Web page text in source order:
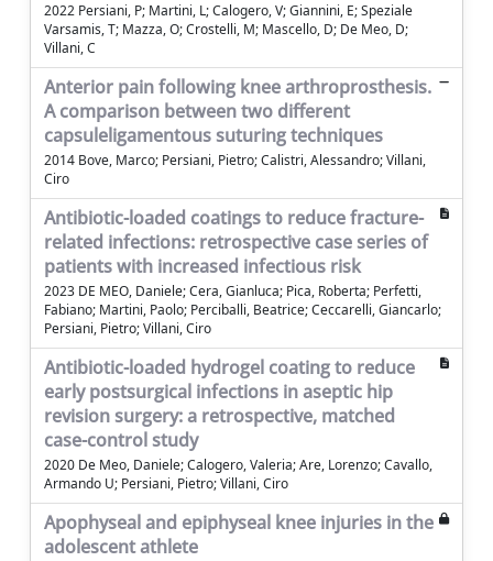
2022 Persiani, P; Martini, L; Calogero, V; Giannini, E; Speziale
Varsamis, T; Mazza, O; Crostelli, M; Mascello, D; De Meo, D;
Villani, C
Anterior pain following knee arthroprosthesis.
A comparison between two different
capsuleligamentous suturing techniques
2014 Bove, Marco; Persiani, Pietro; Calistri, Alessandro; Villani,
Ciro
Antibiotic-loaded coatings to reduce fracture-
related infections: retrospective case series of
patients with increased infectious risk
2023 DE MEO, Daniele; Cera, Gianluca; Pica, Roberta; Perfetti,
Fabiano; Martini, Paolo; Perciballi, Beatrice; Ceccarelli, Giancarlo;
Persiani, Pietro; Villani, Ciro
Antibiotic-loaded hydrogel coating to reduce
early postsurgical infections in aseptic hip
revision surgery: a retrospective, matched
case-control study
2020 De Meo, Daniele; Calogero, Valeria; Are, Lorenzo; Cavallo,
Armando U; Persiani, Pietro; Villani, Ciro
Apophyseal and epiphyseal knee injuries in the
adolescent athlete